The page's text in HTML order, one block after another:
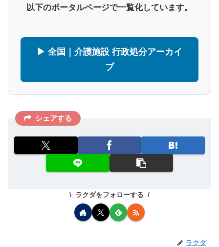
以下のポータルページで一覧化しています。
▶ 全国｜介護施設 行政処分アーカイ
ブ
シェアする
ラクダをフォローする
ラクダ